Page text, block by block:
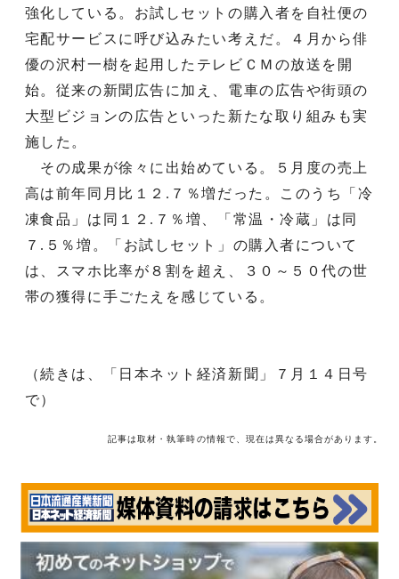
強化している。お試しセットの購入者を自社便の
宅配サービスに呼び込みたい考えだ。４月から俳
優の沢村一樹を起用したテレビＣＭの放送を開
始。従来の新聞広告に加え、電車の広告や街頭の
大型ビジョンの広告といった新たな取り組みも実
施した。
その成果が徐々に出始めている。５月度の売上
高は前年同月比１２.７％増だった。このうち「冷
凍食品」は同１２.７％増、「常温・冷蔵」は同
７.５％増。「お試しセット」の購入者について
は、スマホ比率が８割を超え、３０～５０代の世
帯の獲得に手ごたえを感じている。
（続きは、「日本ネット経済新聞」７月１４日号
で）
記事は取材・執筆時の情報で、現在は異なる場合があります。